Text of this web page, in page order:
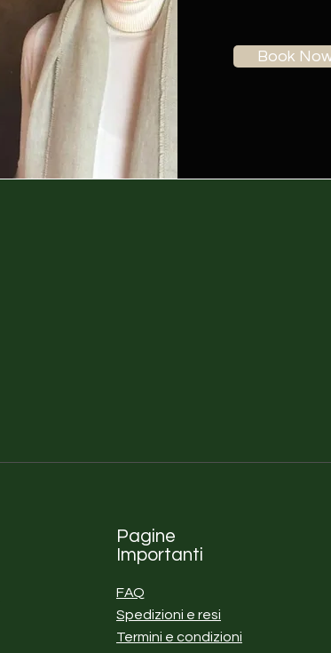
Book
Pagine
Importanti
FAQ
Spedizioni e resi
Termini e condizioni